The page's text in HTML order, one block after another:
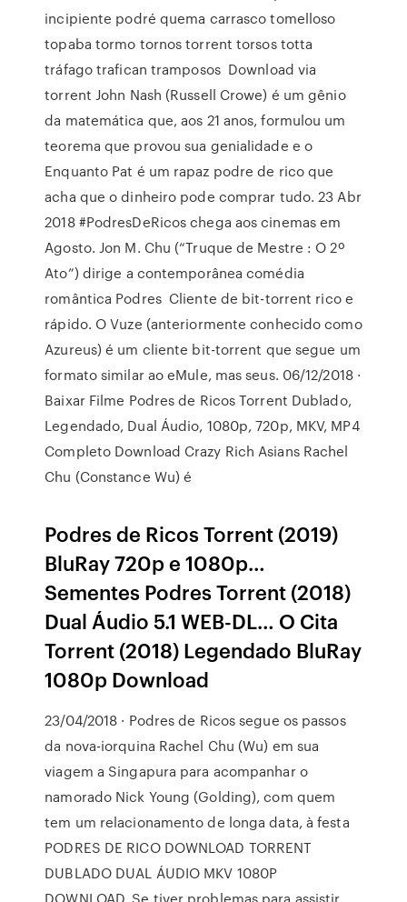
incipiente podré quema carrasco tomelloso
topaba tormo tornos torrent torsos totta
tráfago trafican tramposos Download via
torrent John Nash (Russell Crowe) é um gênio
da matemática que, aos 21 anos, formulou um
teorema que provou sua genialidade e o
Enquanto Pat é um rapaz podre de rico que
acha que o dinheiro pode comprar tudo. 23 Abr
2018 #PodresDeRicos chega aos cinemas em
Agosto. Jon M. Chu (“Truque de Mestre : O 2º
Ato”) dirige a contemporânea comédia
romântica Podres Cliente de bit-torrent rico e
rápido. O Vuze (anteriormente conhecido como
Azureus) é um cliente bit-torrent que segue um
formato similar ao eMule, mas seus. 06/12/2018 ·
Baixar Filme Podres de Ricos Torrent Dublado,
Legendado, Dual Áudio, 1080p, 720p, MKV, MP4
Completo Download Crazy Rich Asians Rachel
Chu (Constance Wu) é
Podres de Ricos Torrent (2019)
BluRay 720p e 1080p…
Sementes Podres Torrent (2018)
Dual Áudio 5.1 WEB-DL… O Cita
Torrent (2018) Legendado BluRay
1080p Download
23/04/2018 · Podres de Ricos segue os passos
da nova-iorquina Rachel Chu (Wu) em sua
viagem a Singapura para acompanhar o
namorado Nick Young (Golding), com quem
tem um relacionamento de longa data, à festa
PODRES DE RICO DOWNLOAD TORRENT
DUBLADO DUAL ÁUDIO MKV 1080P
DOWNLOAD. Se tiver problemas para assistir,